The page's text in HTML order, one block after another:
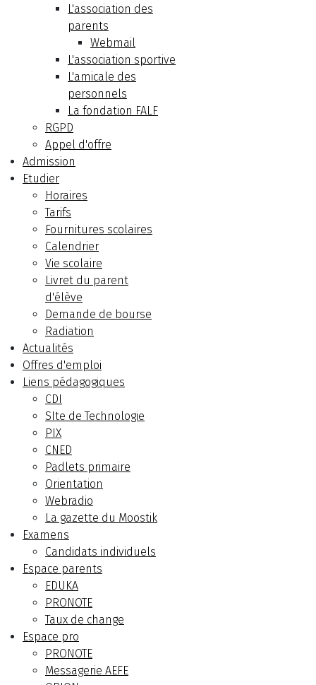
L'association des
parents
Webmail
L'association sportive
L'amicale des
personnels
La fondation FALF
RGPD
Appel d'offre
Admission
Etudier
Horaires
Tarifs
Fournitures scolaires
Calendrier
Vie scolaire
Livret du parent
d'élève
Demande de bourse
Radiation
Actualités
Offres d'emploi
Liens pédagogiques
CDI
SIte de Technologie
PIX
CNED
Padlets primaire
Orientation
Webradio
La gazette du Moostik
Examens
Candidats individuels
Espace parents
EDUKA
PRONOTE
Taux de change
Espace pro
PRONOTE
Messagerie AEFE